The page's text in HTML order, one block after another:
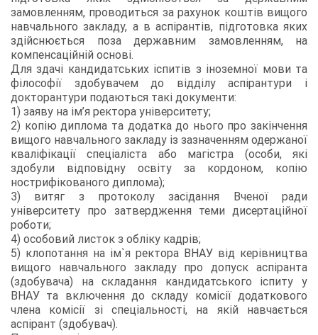
замовленням, проводиться за рахунок коштів вищого
навчального закладу, а в аспірантів, підготовка яких
здійснюється поза державним замовленням, на
компенсаційній основі.
Для здачі кандидатських іспитів з іноземної мови та
філософії здобувачем до відділу аспірантури і
докторантури подаються такі документи:
1) заяву на ім’я ректора університету;
2) копію диплома та додатка до нього про закінчення
вищого навчального закладу із зазначенням одержаної
кваліфікації спеціаліста або магістра (особи, які
здобули відповідну освіту за кордоном, копію
нострифікованого диплома);
3) витяг з протоколу засідання Вченої ради
університету про затвердження теми дисертаційної
роботи;
4) особовий листок з обліку кадрів;
5) клопотання на ім`я ректора ВНАУ від керівництва
вищого навчального закладу про допуск аспіранта
(здобувача) на складання кандидатського іспиту у
ВНАУ та включення до складу комісії додаткового
члена комісії зі спеціальності, на якій навчається
аспірант (здобувач).